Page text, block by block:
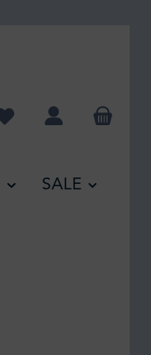
Du hast 0 Produkte auf
SALE